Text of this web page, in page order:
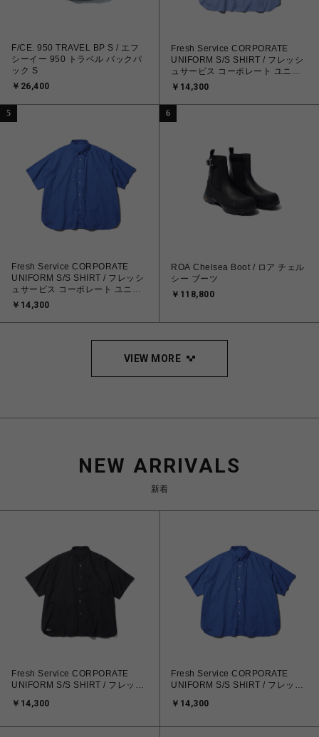
F/CE. 950 TRAVEL BP S / エフ
シーイー 950 トラベル バックパ
ック S
￥26,400
Fresh Service CORPORATE
UNIFORM S/S SHIRT / フレッシ
ュサービス コーポレート ユニフ
ォーム S/S シャツ
￥14,300
5
Fresh Service CORPORATE
UNIFORM S/S SHIRT / フレッシ
ュサービス コーポレート ユニフ
ォーム S/S シャツ
￥14,300
6
ROA Chelsea Boot / ロア チェル
シー ブーツ
￥118,800
VIEW MORE
NEW ARRIVALS
新着
Fresh Service CORPORATE
UNIFORM S/S SHIRT / フレッシ
ォーム S/S シャツ
￥14,300
Fresh Service CORPORATE
UNIFORM S/S SHIRT / フレッシ
ォーム S/S シャツ
￥14,300